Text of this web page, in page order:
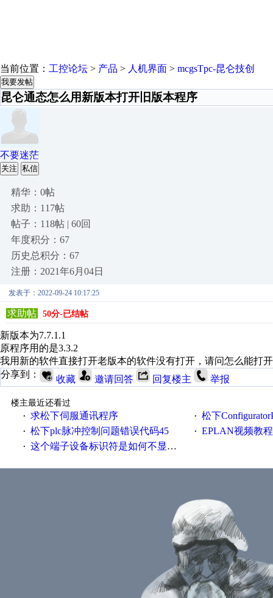
当前位置： 工控论坛 > 产品 > 人机界面 > mcgsTpc-昆仑技创
我要发帖
昆仑通态怎么用新版本打开旧版本程序
不要迷茫
关注 私信
精华：0帖
求助：117帖
帖子：118帖 | 60回
年度积分：67
历史总积分：67
注册：2021年6月04日
发表于：2022-09-24 10:17:25
求助帖 50分-已结帖
新版本为7.7.1.1
原程序用的是3.3.2
我用新的软件直接打开老版本的软件没有打开，请问怎么能打
分享到：
收藏 邀请回答 回复楼主 举报
楼主最近还看过
· 求松下伺服通讯程序 · 松下
· 松下plc脉冲控制问题错误代码45 · EPLAN视频教程
· 这个端子设备标识符是如何不显示的